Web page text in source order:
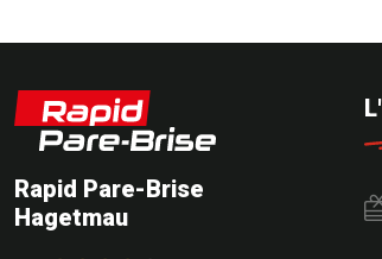
Rapid Pare-Brise
Hagetmau